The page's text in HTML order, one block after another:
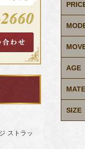
AGE
SIZE
ストラッ